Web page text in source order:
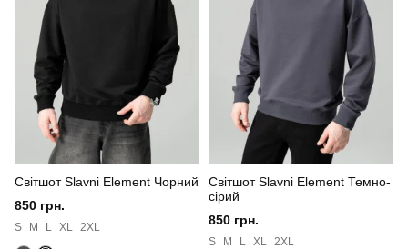
Стать чоловічий
Стиль повсякденний
Сезон осінь
Колір шоколадний
Матеріал плащівка
Склад тканини
Світшот Slavni Element Чорний
850 грн.
S M L XL 2XL
Світшот Slavni Element Темно-
сірий
850 грн.
S M L XL 2XL